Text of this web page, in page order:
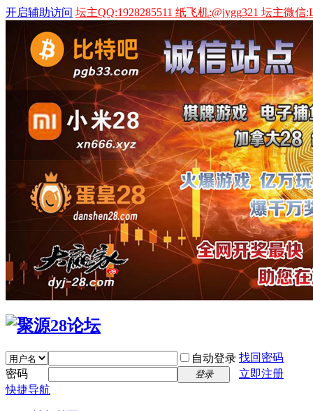
开启辅助访问 坛主QQ:1928285511 纸飞机:@jygg321 坛主微信
自动登录 找回密码
密码
登录
立即注册
快捷导航